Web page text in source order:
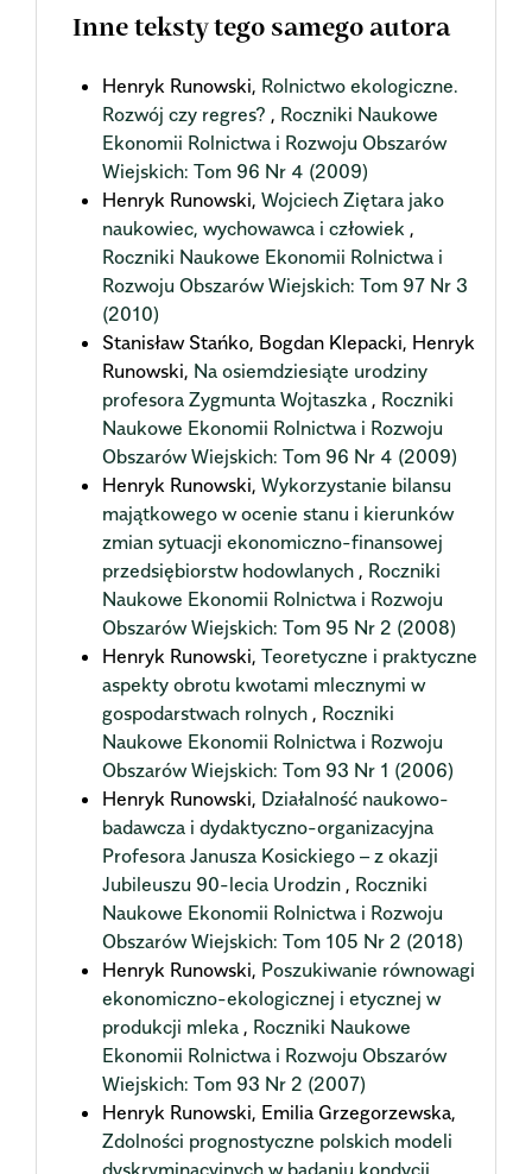
Inne teksty tego samego autora
Henryk Runowski, Rolnictwo ekologiczne.
Rozwój czy regres? , Roczniki Naukowe
Ekonomii Rolnictwa i Rozwoju Obszarów
Wiejskich: Tom 96 Nr 4 (2009)
Henryk Runowski, Wojciech Ziętara jako
naukowiec, wychowawca i człowiek ,
Roczniki Naukowe Ekonomii Rolnictwa i
Rozwoju Obszarów Wiejskich: Tom 97 Nr 3
(2010)
Stanisław Stańko, Bogdan Klepacki, Henryk
Runowski, Na osiemdziesiąte urodziny
profesora Zygmunta Wojtaszka , Roczniki
Naukowe Ekonomii Rolnictwa i Rozwoju
Obszarów Wiejskich: Tom 96 Nr 4 (2009)
Henryk Runowski, Wykorzystanie bilansu
majątkowego w ocenie stanu i kierunków
zmian sytuacji ekonomiczno-finansowej
przedsiębiorstw hodowlanych , Roczniki
Naukowe Ekonomii Rolnictwa i Rozwoju
Obszarów Wiejskich: Tom 95 Nr 2 (2008)
Henryk Runowski, Teoretyczne i praktyczne
aspekty obrotu kwotami mlecznymi w
gospodarstwach rolnych , Roczniki
Naukowe Ekonomii Rolnictwa i Rozwoju
Obszarów Wiejskich: Tom 93 Nr 1 (2006)
Henryk Runowski, Działalność naukowo-
badawcza i dydaktyczno-organizacyjna
Profesora Janusza Kosickiego – z okazji
Jubileuszu 90-lecia Urodzin , Roczniki
Naukowe Ekonomii Rolnictwa i Rozwoju
Obszarów Wiejskich: Tom 105 Nr 2 (2018)
Henryk Runowski, Poszukiwanie równowagi
ekonomiczno-ekologicznej i etycznej w
produkcji mleka , Roczniki Naukowe
Ekonomii Rolnictwa i Rozwoju Obszarów
Wiejskich: Tom 93 Nr 2 (2007)
Henryk Runowski, Emilia Grzegorzewska,
Zdolności prognostyczne polskich modeli
dyskryminacyjnych w badaniu kondycji